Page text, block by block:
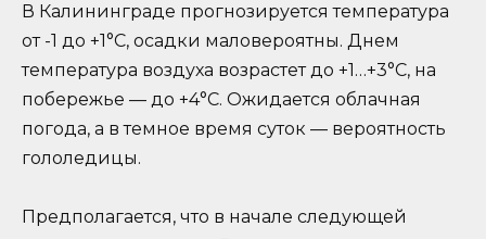
В Калининграде прогнозируется температура
от -1 до +1°C, осадки маловероятны. Днем
температура воздуха возрастет до +1…+3°C, на
побережье — до +4°C. Ожидается облачная
погода, а в темное время суток — вероятность
гололедицы.
Предполагается, что в начале следующей